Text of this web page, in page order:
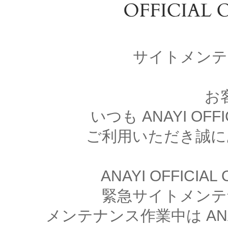
サイトメン
お
いつも ANAYI
ご利用いただき誠
ANAYI OFFICIAL
緊急サイトメン
メンテナンス作業中は